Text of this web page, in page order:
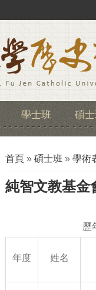
學士班 碩
您在這裡
首頁 »碩士班 »學術
純智文教基金
歷
年度 姓名